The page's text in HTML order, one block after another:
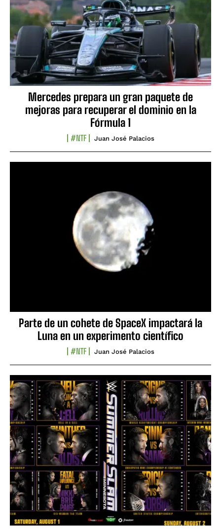
Mercedes prepara un gran paquete de
mejoras para recuperar el dominio en la
Fórmula 1
#NTF Juan José Palacios
Parte de un cohete de SpaceX impactará la
Luna en un experimento científico
#NTF Juan José Palacios